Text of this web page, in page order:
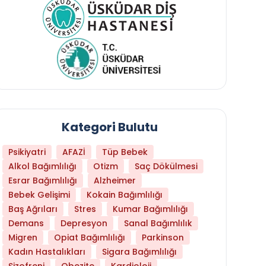
Daha Az Protein Tüketmek Yaşlanmayı
Kategori Bulutu
Psikiyatri AFAZİ
Tüp Bebek
Alkol Bağımlılığı
Otizm
Saç Dökülmesi
Esrar Bağımlılığı
Alzheimer
Bebek Gelişimi
Kokain Bağımlılığı
Baş Ağrıları
Stres
Kumar Bağımlılığı
Demans
Depresyon
Sanal Bağımlılık
Migren
Opiat Bağımlılığı
Parkinson
Kadın Hastalıkları
Sigara Bağımlılığı